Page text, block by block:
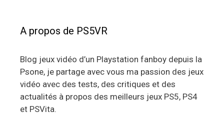
A propos de PS5VR
Blog jeux vidéo d’un Playstation fanboy depuis la
Psone, je partage avec vous ma passion des jeux
vidéo avec des tests, des critiques et des
actualités à propos des meilleurs jeux PS5, PS4
et PSVita.